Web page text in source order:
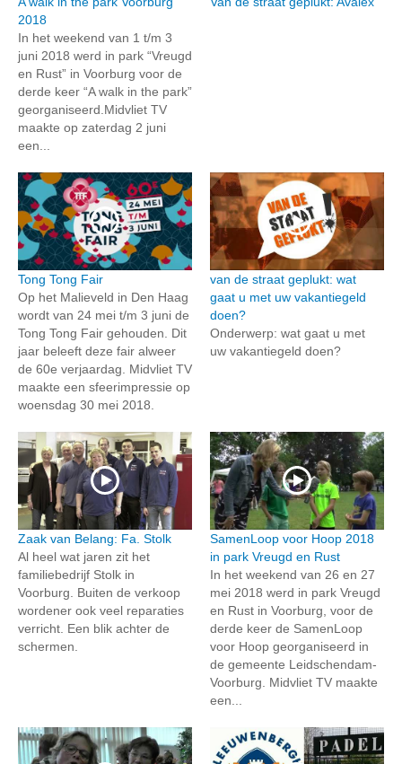
2018
In het weekend van 1 t/m 3
juni 2018 werd in park “Vreugd
en Rust” in Voorburg voor de
derde keer “A walk in the park”
georganiseerd.Midvliet TV
maakte op zaterdag 2 juni
een...
Tong Tong Fair
Op het Malieveld in Den Haag
wordt van 24 mei t/m 3 juni de
Tong Tong Fair gehouden. Dit
jaar beleeft deze fair alweer
de 60e verjaardag. Midvliet TV
maakte een sfeerimpressie op
woensdag 30 mei 2018.
van de straat geplukt: wat
gaat u met uw vakantiegeld
doen?
Onderwerp: wat gaat u met
uw vakantiegeld doen?
Zaak van Belang: Fa. Stolk
Al heel wat jaren zit het
familiebedrijf Stolk in
Voorburg. Buiten de verkoop
wordener ook veel reparaties
verricht. Een blik achter de
schermen.
SamenLoop voor Hoop 2018
in park Vreugd en Rust
In het weekend van 26 en 27
mei 2018 werd in park Vreugd
en Rust in Voorburg, voor de
derde keer de SamenLoop
voor Hoop georganiseerd in
de gemeente Leidschendam-
Voorburg. Midvliet TV maakte
een...